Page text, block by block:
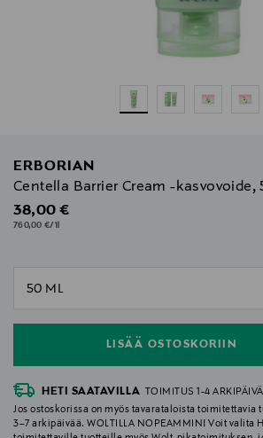
ERBORIAN
Centella Barrier Cream -kasvovoide,
Original Price
38,00 €
760,00 €/1l
LISÄÄ OSTOSKORIIN
HETI SAATAVILLA
TOIMITUS 1-4
Jos ostoskorissa on myös tavarataloista toimitettavia
3–7 arkipäivää. WOLTILLA NOPEAMMIN! Voit valita